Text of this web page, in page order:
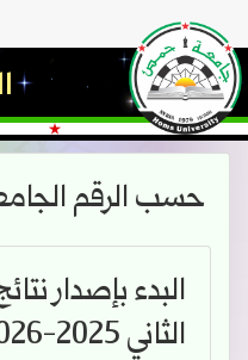
حسب الرقم
البدء بإصدار
الثاني 2025-2026